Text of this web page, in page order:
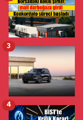
3
4